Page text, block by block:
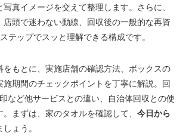
真イメージを交えて整理します。さらに、
店頭で迷わない動線、回収後の一般的な再資
テップでスッと理解できる構成です。
をもとに、実施店舗の確認方法、ボックスの
施期間のチェックポイントを丁寧に解説。回
など他サービスとの違い、自治体回収との使
まずは、家のタオルを確認して、 今日から
ょう。